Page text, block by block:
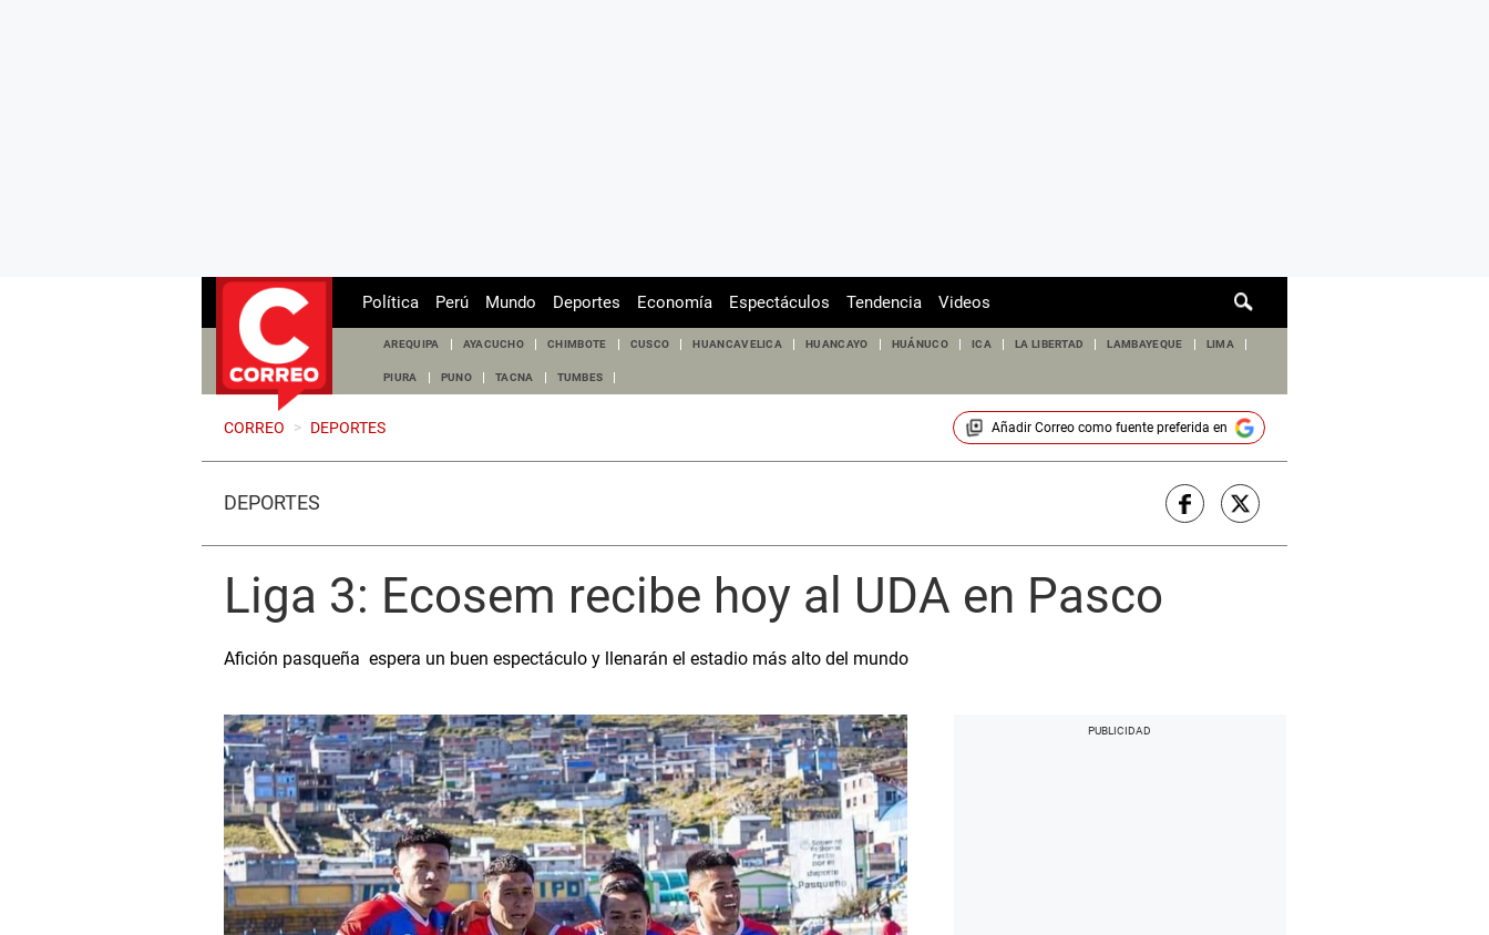
de
Política Perú Mundo Deportes Economía Espectáculos Tendencia Videos
AREQUIPA AYACUCHO CHIMBOTE CUSCO HUANCAVELICA HUANCAYO HUÁNUCO ICA LA LIBERTAD LAMBAYEQUE LIMA
PIURA PUNO TACNA TUMBES
CORREO > DEPORTES Añadir Correocomo fuente preferida en
DEPORTES
Liga 3: Ecosem recibe hoy al UDA en Pasco
Afición pasqueña espera un buen espectáculo y llenarán el estadio más alto del mundo